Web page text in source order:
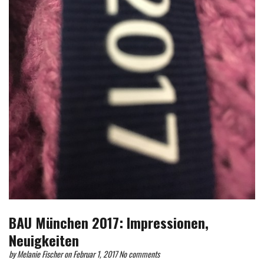
BAU München 2017: Impressionen,
Neuigkeiten
byMelanie Fischeron Februar 1, 2017No comments